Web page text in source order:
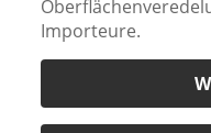
Importeure.